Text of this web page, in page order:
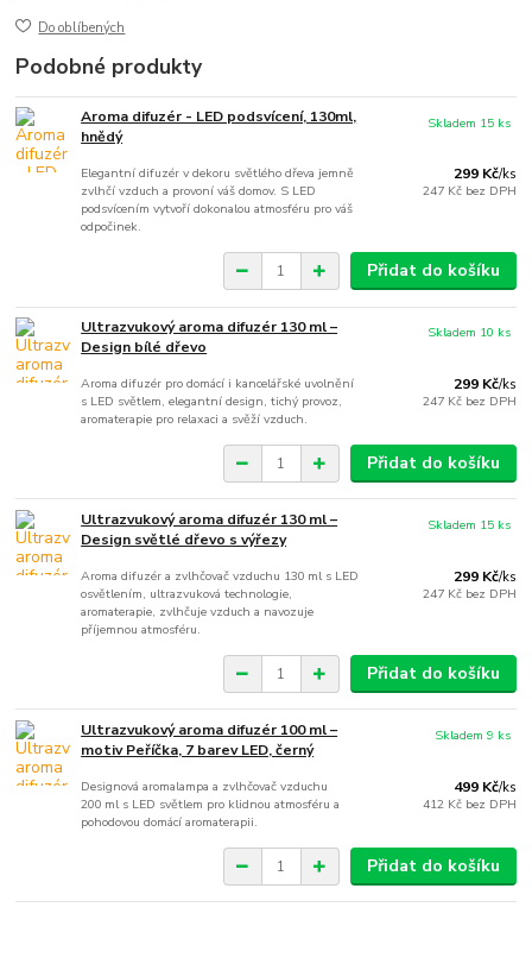
Do oblíbených
Podobné produkty
Aroma difuzér - LED podsvícení, 130ml,
hnědý
Elegantní difuzér v dekoru světlého dřeva jemně
zvlhčí vzduch a provoní váš domov. S LED
podsvícením vytvoří dokonalou atmosféru pro váš
odpočinek.
299 Kč/ks
247 Kč bez DPH
Skladem 15 ks
Přidat do košíku
Ultrazvukový aroma difuzér 130 ml –
Design bílé dřevo
Aroma difuzér pro domácí i kancelářské uvolnění
s LED světlem, elegantní design, tichý provoz,
aromaterapie pro relaxaci a svěží vzduch.
299 Kč/ks
247 Kč bez DPH
Skladem 10 ks
Přidat do košíku
Ultrazvukový aroma difuzér 130 ml –
Design světlé dřevo s výřezy
Aroma difuzér a zvlhčovač vzduchu 130 ml s LED
osvětlením, ultrazvuková technologie,
aromaterapie, zvlhčuje vzduch a navozuje
příjemnou atmosféru.
299 Kč/ks
247 Kč bez DPH
Skladem 15 ks
Přidat do košíku
Ultrazvukový aroma difuzér 100 ml –
motiv Peříčka, 7 barev LED, černý
Designová aromalampa a zvlhčovač vzduchu
200 ml s LED světlem pro klidnou atmosféru a
pohodovou domácí aromaterapii.
499 Kč/ks
412 Kč bez DPH
Skladem 9 ks
Přidat do košíku